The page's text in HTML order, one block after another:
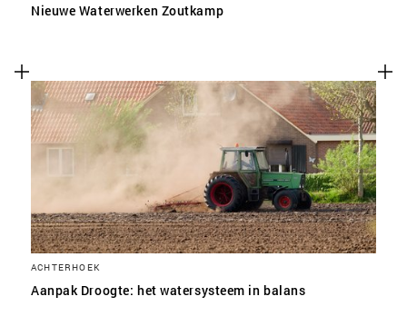
Nieuwe Waterwerken Zoutkamp
ACHTERHOEK
Aanpak Droogte: het watersysteem in balans